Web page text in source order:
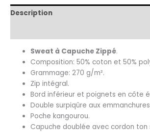
1Description
Sweat à Capuche Zippé.
Composition: 50% coton et 50%
Grammage: 270 g/m².
Zip intégral.
Bord inférieur et poignets en côte
Double surpiqûre aux
Poche kangourou.
Capuche doublée avec cordon ton